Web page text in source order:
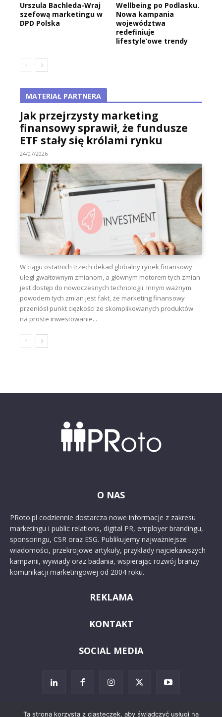
Urszula Bachleda-Wraj
szefową marketingu w
DPD Polska
Wellbeing po Podlasku.
Nowa kampania
województwa
redefiniuje
lifestyle’owe trendy
MATERIAŁ PARTNERA
Jak przejrzysty marketing
finansowy sprawił, że fundusze
ETF stały się królami rynku
24/07/2026
W ciągu ostatnich trzech dekad globalny rynek finansowy
uległ gwałtownym zmianom, a głównym motorem tych zmian
jest dostęp do nowoczesnych technologii. Innym ważnym
powodem tych zmian jest fakt, że marketing finansowy
przeniósł punkt ciężkości ze skomplikowanych produktów
na proste inwestowanie...
O NAS
PRoto.pl codziennie dostarcza nowe informacje z zakresu
marketingu i public relations, digital PR, employer brandingu,
sponsoringu, CSR oraz ESG. Publikujemy najważniejsze
wiadomości, przekrojowe artykuły, przykłady najciekawszych
kampanii, wywiady oraz badania, wspierając rozwój branży
komunikacji marketingowej od 2004 roku.
REKLAMA
KONTAKT
SOCIAL MEDIA
Ta strona korzysta z ciasteczek, aby świadczyć usługi na